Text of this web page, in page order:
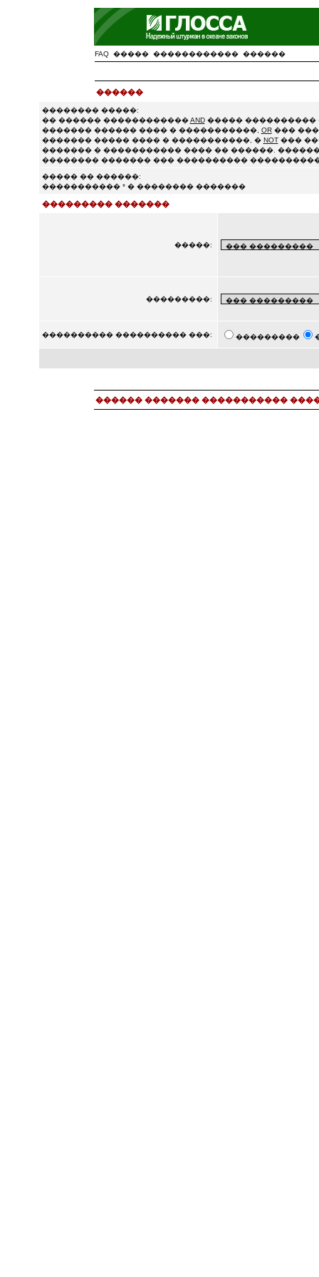
FAQ ����� ������������ ������
������
�������� �����:
�� ������ ������������AND����� ����������
������� ������ ���� � �����������, OR���
������� ����� ���� � �����������, � NOT���
������� � ����������� ���� �� ������.
�������� ������� ��� ����������
����� �� ������:
����������� * � �������� �������
��������� �������
�����:
���������:
���������� ���������� ���: ���������
������ ������� �����������